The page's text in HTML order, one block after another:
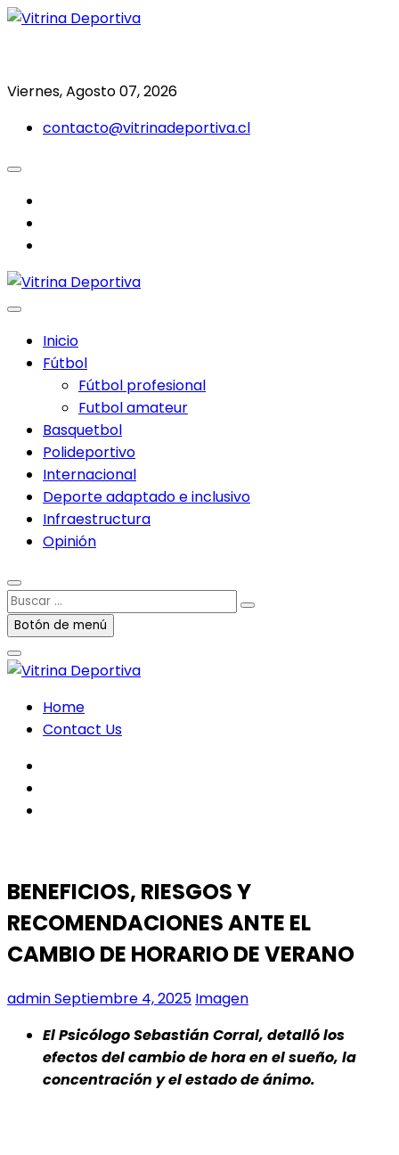
Saltar
Viernes, Agosto 07, 2026
contacto@vitrinadeportiva.cl
Inicio
Fútbol
Fútbol profesional
Futbol amateur
Basquetbol
Polideportivo
Internacional
Deporte adaptado e inclusivo
Infraestructura
Opinión
Buscar
…Botón de menú
Home
Contact Us
BENEFICIOS, RIESGOS Y
RECOMENDACIONES ANTE EL
CAMBIO DE HORARIO DE VERANO
adminSeptiembre 4, 2025 Imagen
El Psicólogo Sebastián Corral, detalló los
efectos del cambio de hora en el sueño, la
concentración y el estado de ánimo.